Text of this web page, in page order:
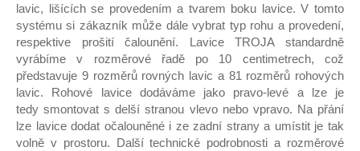
O firmě
Projekty EU
Prodejny
Pro partnery
lavic, lišících se provedením a tvarem boku lavice. V tomto
systému si zákazník může dále vybrat typ rohu a provedení,
respektive prošití čalounění. Lavice TROJA standardně
vyrábíme v rozměrové řadě po 10 centimetrech, což
představuje 9 rozměrů rovných lavic a 81 rozměrů rohových
lavic. Rohové lavice dodáváme jako pravo-levé a lze je
tedy smontovat s delší stranou vlevo nebo vpravo. Na přání
lze lavice dodat očalouněné i ze zadní strany a umístit je tak
volně v prostoru. Další technické podrobnosti a rozměrové